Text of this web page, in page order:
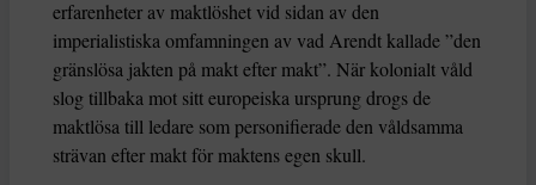
erfarenheter av maktlöshet vid sidan av den
imperialistiska omfamningen av vad Arendt kallade ”den
gränslösa jakten på makt efter makt”. När kolonialt våld
slog tillbaka mot sitt europeiska ursprung drogs de
maktlösa till ledare som personifierade den våldsamma
strävan efter makt för maktens egen skull.